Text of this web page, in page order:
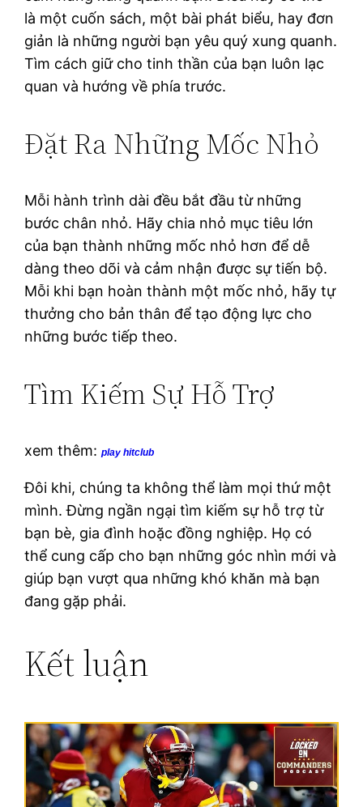
là một cuốn sách, một bài phát biểu, hay đơn
giản là những người bạn yêu quý xung quanh.
Tìm cách giữ cho tinh thần của bạn luôn lạc
quan và hướng về phía trước.
Đặt Ra Những Mốc Nhỏ
Mỗi hành trình dài đều bắt đầu từ những
bước chân nhỏ. Hãy chia nhỏ mục tiêu lớn
của bạn thành những mốc nhỏ hơn để dễ
dàng theo dõi và cảm nhận được sự tiến bộ.
Mỗi khi bạn hoàn thành một mốc nhỏ, hãy tự
thưởng cho bản thân để tạo động lực cho
những bước tiếp theo.
Tìm Kiếm Sự Hỗ Trợ
xem thêm:play hitclub
Đôi khi, chúng ta không thể làm mọi thứ một
mình. Đừng ngần ngại tìm kiếm sự hỗ trợ từ
bạn bè, gia đình hoặc đồng nghiệp. Họ có
thể cung cấp cho bạn những góc nhìn mới và
giúp bạn vượt qua những khó khăn mà bạn
đang gặp phải.
Kết luận